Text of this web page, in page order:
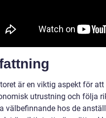
är en viktig aspekt för
utrustning och följa
välbefinnande hos de